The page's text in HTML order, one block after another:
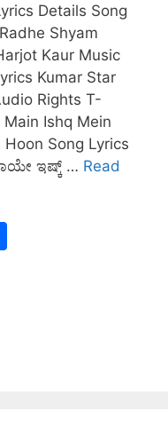
Details Song
Shyam
Kaur Music
Kumar Star
Rights T-
Ishq Mein
Song Lyrics
ಇಷ್ಕ್ … Read